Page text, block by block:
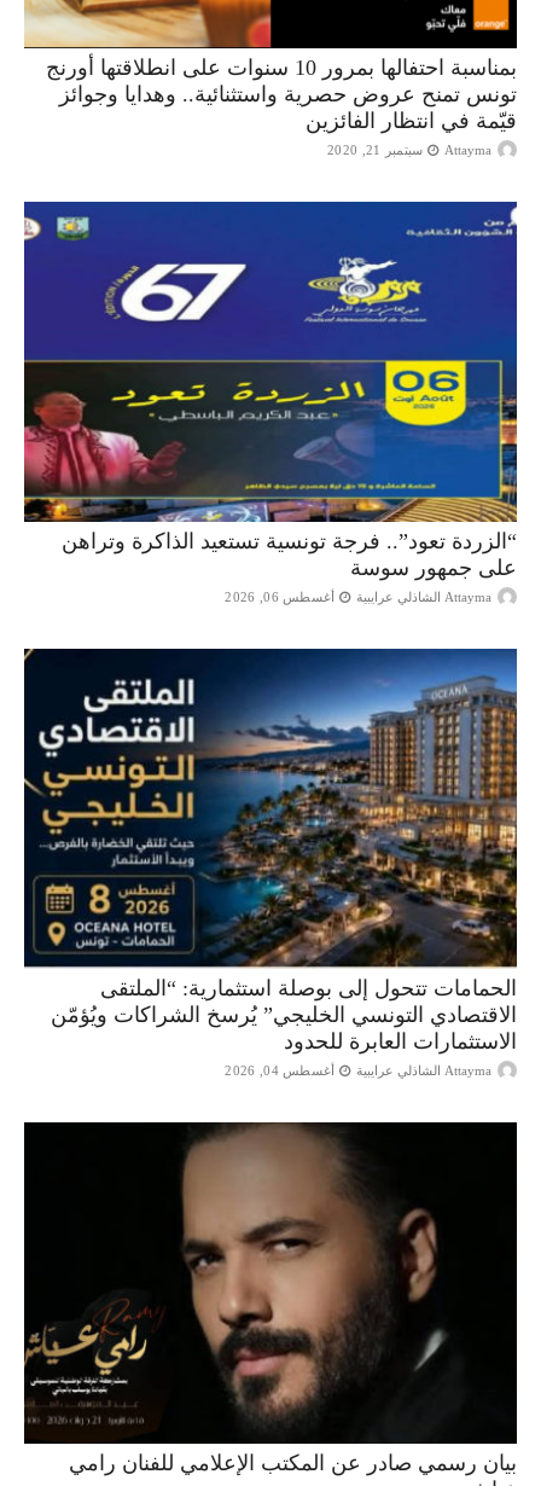
بمناسبة احتفالها بمرور 10 سنوات على انطلاقتها أورنج
تونس تمنح عروض حصرية واستثنائية.. وهدايا وجوائز
قيّمة في انتظار الفائزين
Attayma سبتمبر 21, 2020
“الزردة تعود”.. فرجة تونسية تستعيد الذاكرة وتراهن
على جمهور سوسة
Attayma الشاذلي عرايبية أغسطس 06, 2026
الحمامات تتحول إلى بوصلة استثمارية: “الملتقى
الاقتصادي التونسي الخليجي” يُرسخ الشراكات ويُؤمّن
الاستثمارات العابرة للحدود
Attayma الشاذلي عرايبية أغسطس 04, 2026
بيان رسمي صادر عن المكتب الإعلامي للفنان رامي